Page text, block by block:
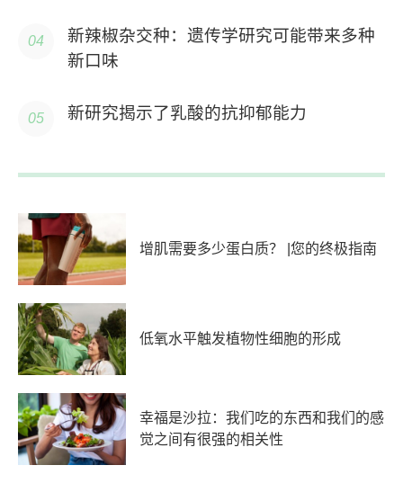
新辣椒杂交种：遗传学研究可能带来多种
新口味
新研究揭示了乳酸的抗抑郁能力
增肌需要多少蛋白质？ |您的终极指南
低氧水平触发植物性细胞的形成
幸福是沙拉：我们吃的东西和我们的感
觉之间有很强的相关性